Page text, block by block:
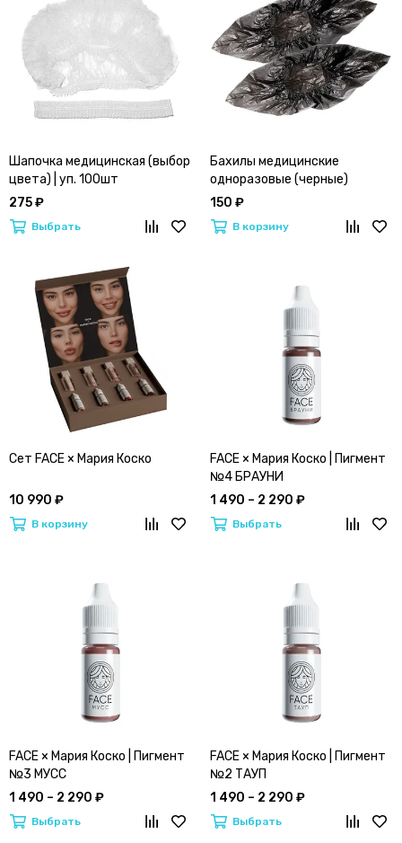
Шапочка медицинская (выбор
цвета) | уп. 100шт
275 ₽
Выбрать
Бахилы медицинские
одноразовые (черные)
150 ₽
В корзину
Сет FACE × Мария Коско
10 990 ₽
В корзину
FACE × Мария Коско | Пигмент
№4 БРАУНИ
1 490 – 2 290 ₽
Выбрать
FACE × Мария Коско | Пигмент
№3 МУСС
1 490 – 2 290 ₽
Выбрать
FACE × Мария Коско | Пигмент
№2 ТАУП
1 490 – 2 290 ₽
Выбрать